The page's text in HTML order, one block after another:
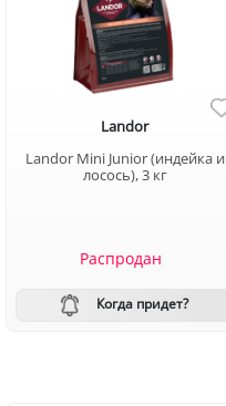
Landor
Landor Mini Junior (индейка и
лосось), 3 кг
Распродан
Когда придет?